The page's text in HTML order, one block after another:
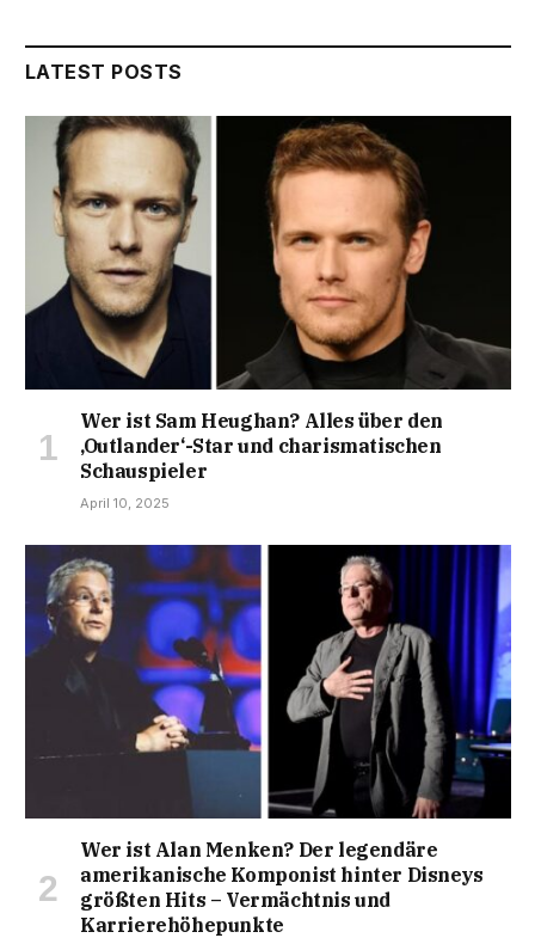
LATEST POSTS
Wer ist Sam Heughan? Alles über den
‚Outlander‘-Star und charismatischen
Schauspieler
April 10, 2025
Wer ist Alan Menken? Der legendäre
amerikanische Komponist hinter Disneys
größten Hits – Vermächtnis und
Karrierehöhepunkte